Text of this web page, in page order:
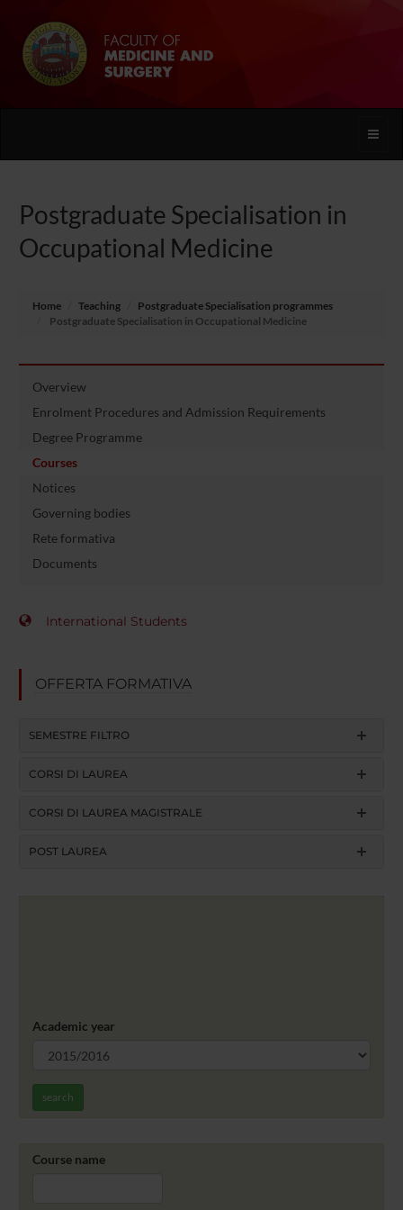
Toggle
Postgraduate Specialisation in
Occupational Medicine
Home Teaching
Postgraduate Specialisation programmes
Postgraduate Specialisation in Occupational Medicine
Overview
Enrolment Procedures and Admission Requirements
Degree Programme
Courses
Notices
Governing bodies
Rete formativa
Documents
International Students
OFFERTA FORMATIVA
SEMESTRE FILTRO
CORSI DI LAUREA
CORSI DI LAUREA MAGISTRALE
POST LAUREA
Academic year
search
Course name